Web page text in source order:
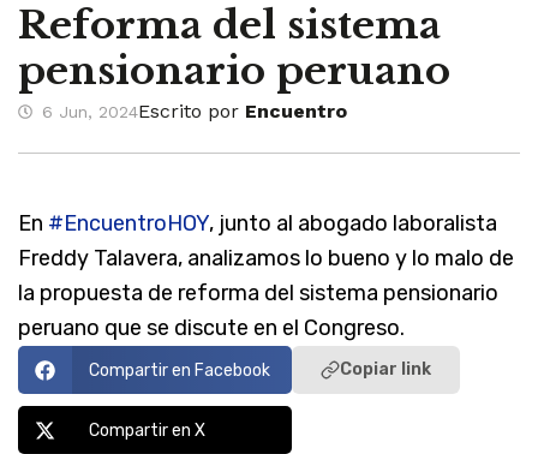
Reforma del sistema
pensionario peruano
6 Jun, 2024Escrito por Encuentro
En #EncuentroHOY, junto al abogado laboralista
Freddy Talavera, analizamos lo bueno y lo malo de
la propuesta de reforma del sistema pensionario
peruano que se discute en el Congreso.
Compartir en Facebook
Compartir en X
Copiar link